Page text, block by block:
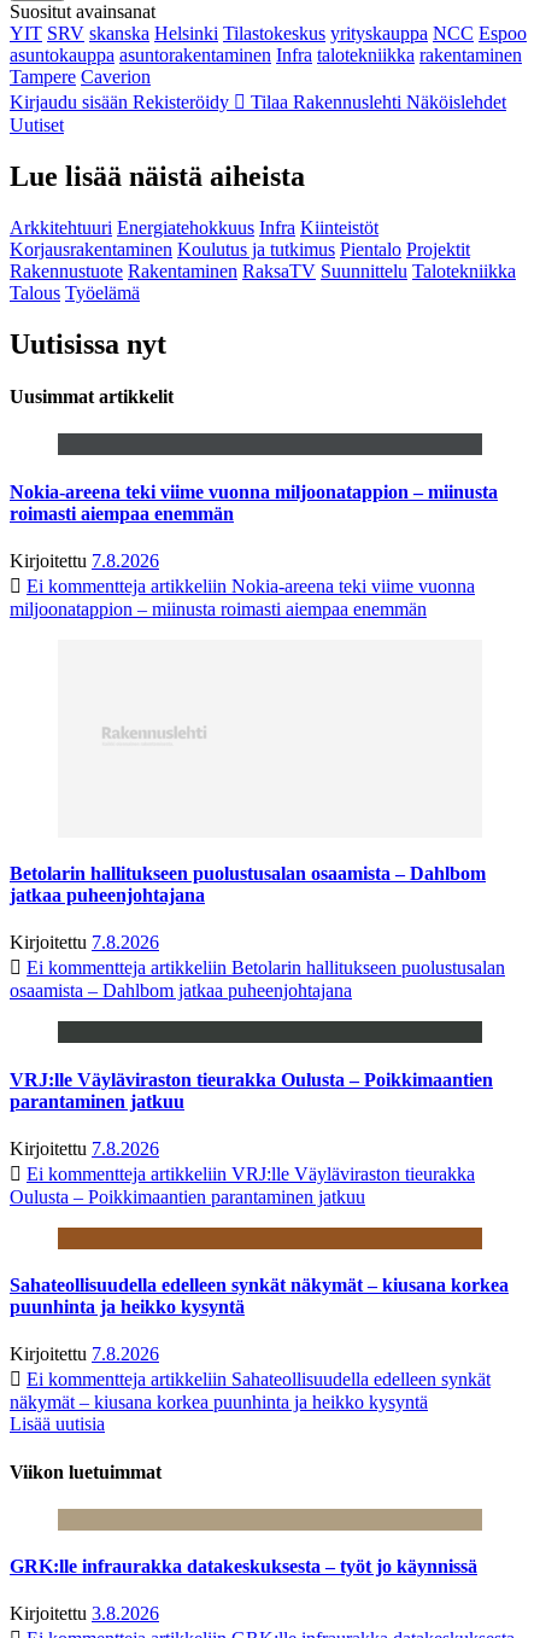
Suositut avainsanat
YIT SRV skanska Helsinki Tilastokeskus yrityskauppa NCC Espoo
asuntokauppa asuntorakentaminen Infra talotekniikka rakentaminen
Tampere Caverion
Kirjaudu sisään Rekisteröidy Tilaa Rakennuslehti Näköislehdet
Uutiset
Lue lisää näistä aiheista
Arkkitehtuuri Energiatehokkuus Infra Kiinteistöt
Korjausrakentaminen Koulutus ja tutkimus Pientalo Projektit
Rakennustuote Rakentaminen RaksaTV Suunnittelu Talotekniikka
Talous Työelämä
Uutisissa nyt
Uusimmat artikkelit
Nokia-areena teki viime vuonna miljoonatappion – miinusta
roimasti aiempaa enemmän
Kirjoitettu 7.8.2026
Ei kommentteja artikkeliin Nokia-areena teki viime vuonna
miljoonatappion – miinusta roimasti aiempaa enemmän
Betolarin hallitukseen puolustusalan osaamista – Dahlbom
jatkaa puheenjohtajana
Kirjoitettu 7.8.2026
Ei kommentteja artikkeliin Betolarin hallitukseen puolustusalan
osaamista – Dahlbom jatkaa puheenjohtajana
VRJ:lle Väyläviraston tieurakka Oulusta – Poikkimaantien
parantaminen jatkuu
Kirjoitettu 7.8.2026
Ei kommentteja artikkeliin VRJ:lle Väyläviraston tieurakka
Oulusta – Poikkimaantien parantaminen jatkuu
Sahateollisuudella edelleen synkät näkymät – kiusana korkea
puunhinta ja heikko kysyntä
Kirjoitettu 7.8.2026
Ei kommentteja artikkeliin Sahateollisuudella edelleen synkät
näkymät – kiusana korkea puunhinta ja heikko kysyntä
Lisää uutisia
Viikon luetuimmat
GRK:lle infraurakka datakeskuksesta – työt jo käynnissä
Kirjoitettu 3.8.2026